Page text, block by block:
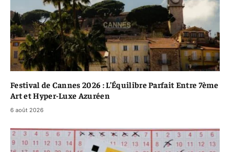
Festival de Cannes 2026 : L’Équilibre Parfait Entre 7ème
Art et Hyper-Luxe Azuréen
6 août 2026